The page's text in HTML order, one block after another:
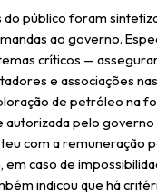
do público foram
ao governo.
críticos —
e associações
de petróleo na
pelo
com a remuneração
em caso de
indicou que há